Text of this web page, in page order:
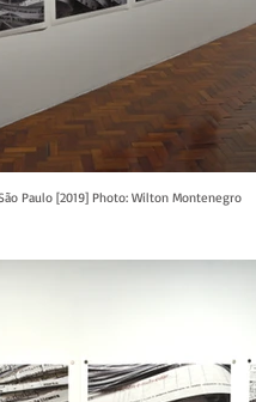
Paulo [2019] Photo: Wilton Montenegro